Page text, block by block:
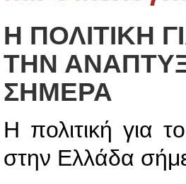
Η ΠΟΛΙΤΙΚΗ
ΤΗΝ
ΣΗΜΕΡΑ
Η πολιτική για
στην Ελλάδα